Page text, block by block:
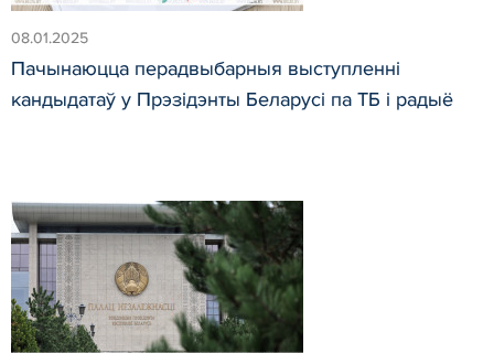
08.01.2025
Пачынаюцца перадвыбарныя выступленні
кандыдатаў у Прэзідэнты Беларусі па ТБ і радыё